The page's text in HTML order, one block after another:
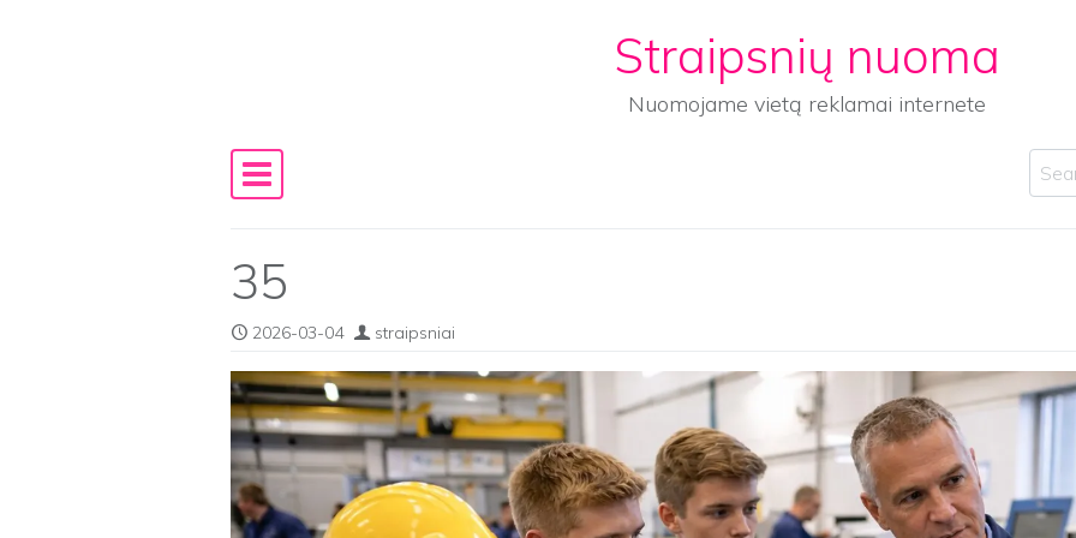
Straipsnių nuoma
Nuomojame vietą reklamai internete
Main Navigation
35
2026-03-04 straipsniai